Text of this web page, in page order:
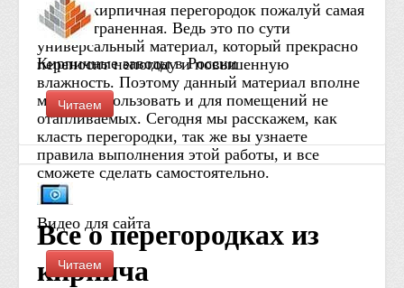
Кладка кирпичная перегородок пожалуй самая
распространенная. Ведь это по сути
универсальный материал, который прекрасно
переносит непогоду и повышенную
влажность. Поэтому данный материал вполне
можно использовать и для помещений не
отапливаемых. Сегодня мы расскажем, как
класть перегородки, так же вы узнаете
правила выполнения этой работы, и все
сможете сделать самостоятельно.
Все о перегородках из
кирпича
Кирпичные заводы в России
Читаем
Видео для сайта
Читаем